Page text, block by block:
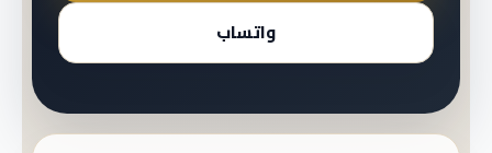
واتساب